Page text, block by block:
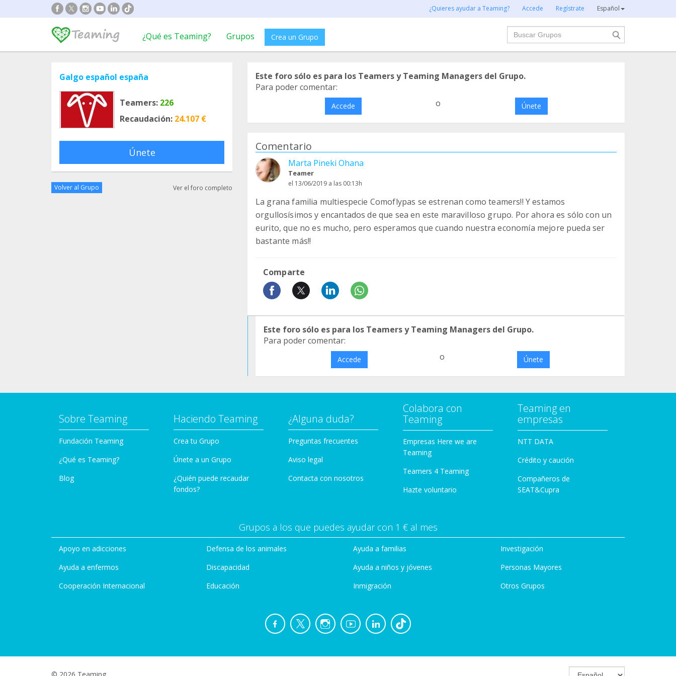
¿Quieres ayudar a Teaming? Accede Regístrate Español
¿Qué es Teaming? Grupos Crea un Grupo
Buscar
Galgo español españa
Teamers: 226
Recaudación: 24.107 €
Únete
Volver al Grupo Ver el foro completo
Este foro sólo es para los Teamers y Teaming Managers del Grupo.
Para poder comentar:
Accede o Únete
Comentario
Marta Pineki Ohana
Teamer
el 13/06/2019 a las 00:13h
La grana familia multiespecie Comoflypas se estrenan como teamers!! Y estamos
orgullosísimos y encantados de que sea en este maravilloso grupo. Por ahora es sólo con un
eurito, que no es mucho, pero esperamos que cuando nuestra economía mejore pueda ser
bastante más!!
Comparte
Este foro sólo es para los Teamers y Teaming Managers del Grupo.
Para poder comentar:
Accede o Únete
Sobre Teaming
Fundación Teaming
¿Qué es Teaming?
Blog
Haciendo Teaming
Crea tu Grupo
Únete a un Grupo
¿Quién puede recaudar
fondos?
¿Alguna duda?
Preguntas frecuentes
Aviso legal
Contacta con nosotros
Colabora con
Teaming
Empresas Here we are
Teaming
Teamers 4 Teaming
Hazte voluntario
Teaming en
empresas
NTT DATA
Crédito y caución
Compañeros de
SEAT&Cupra
Grupos a los que puedes ayudar con 1 € al mes
Apoyo en adicciones
Ayuda a enfermos
Cooperación Internacional
Defensa de los animales
Discapacidad
Educación
Ayuda a familias
Ayuda a niños y jóvenes
Inmigración
Investigación
Personas Mayores
Otros Grupos